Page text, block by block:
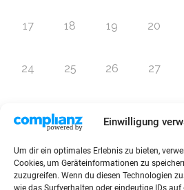
Einwilligung
Um dir ein optimales Erlebnis zu bieten,
Cookies, um Geräteinformationen zu
zuzugreifen. Wenn du diesen Technologien
wie das Surfverhalten oder eindeutige IDs auf
17 18 19 20
24 25 26 27
Zur Eventübersicht